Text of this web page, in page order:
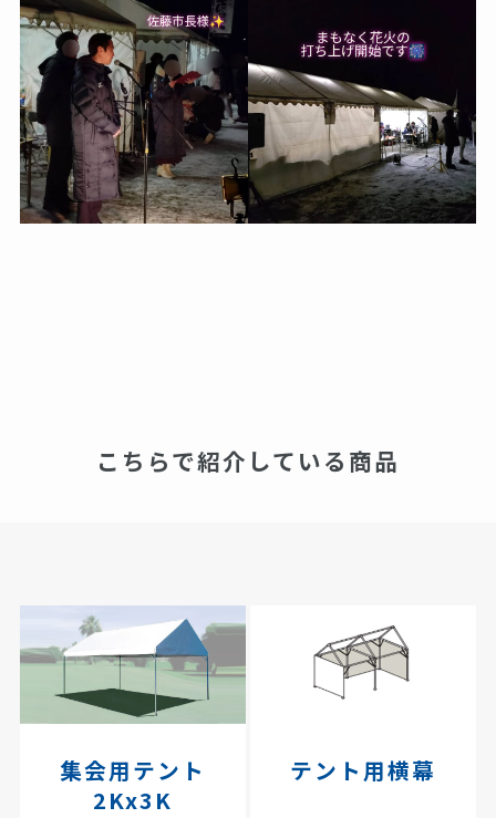
こちらで紹介している商品
集会用テント
2Kx3K
テント用横幕